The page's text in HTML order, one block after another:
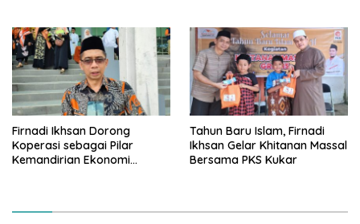
Firnadi Ikhsan Dorong
Koperasi sebagai Pilar
Kemandirian Ekonomi
Tahun Baru Islam, Firnadi
Ikhsan Gelar Khitanan Massal
Bersama PKS Kukar